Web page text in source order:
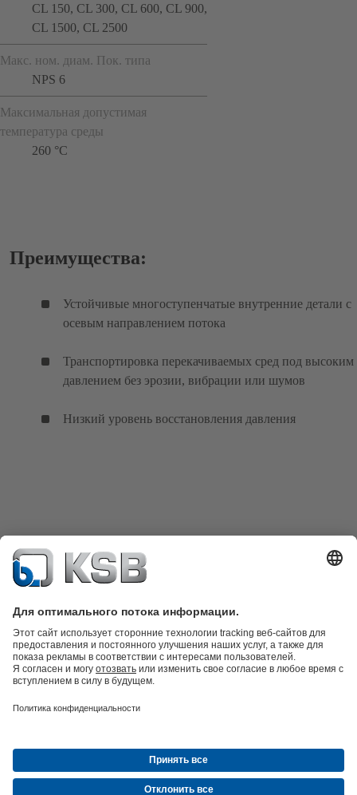
CL 150, CL 300, CL 600, CL 900,
CL 1500, CL 2500
Макс. ном. диам. Пок. типа
NPS 6
Максимальная допустимая
температура среды
260 °C
Преимущества:
Устойчивые многоступенчатые внутренние детали с
осевым направлением потока
Транспортировка перекачиваемых сред под высоким
давлением без эрозии, вибрации или шумов
Низкий уровень восстановления давления
Техника очистки сточных водГидротехника
техникаИнженерное обеспечение зданийЭнергетика